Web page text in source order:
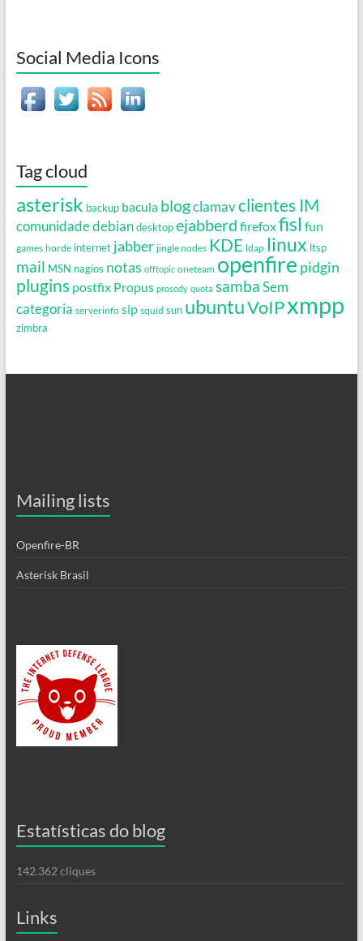
Social Media Icons
Tag cloud
asterisk backup bacula blogclamavclientes IM
comunidadedebian desktop ejabberd firefoxfisl fun
games horde internet jabber jingle nodes KDE ldap linux ltsp
mail MSN nagios notas offtopic oneteam openfire pidgin
plugins postfix Propus prosody quota samba Sem
categoria serverinfo sip squid sun ubuntuVoIPxmpp
zimbra
Mailing lists
Openfire-BR
Asterisk Brasil
Estatísticas do blog
142.362 cliques
Links